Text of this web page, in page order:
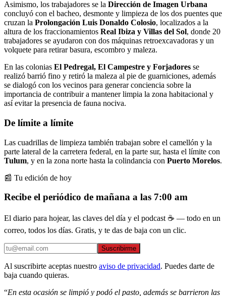
Asimismo, los trabajadores se la Dirección de Imagen Urbana
concluyó con el bacheo, desmonte y limpieza de los dos puentes que
cruzan la Prolongación Luis Donaldo Colosio, localizados a la
altura de los fraccionamientos Real Ibiza y Villas del Sol, donde 20
trabajadores se ayudaron con dos máquinas retroexcavadoras y un
volquete para retirar basura, escombro y maleza.
En las colonias El Pedregal, El Campestre y Forjadores se
realizó barrió fino y retiró la maleza al pie de guarniciones, además
se dialogó con los vecinos para generar conciencia sobre la
importancia de contribuir a mantener limpia la zona habitacional y
así evitar la presencia de fauna nociva.
De límite a límite
Las cuadrillas de limpieza también trabajan sobre el camellón y la
parte lateral de la carretera federal, en la parte sur, hasta el límite con
Tulum, y en la zona norte hasta la colindancia con Puerto Morelos.
📰 Tu edición de hoy
Recibe el periódico de mañana a las 7:00 am
El diario para hojear, las claves del día y el podcast ☕ — todo en un
correo, todos los días. Gratis, y te das de baja con un clic.
Suscribirme
Al suscribirte aceptas nuestro aviso de privacidad. Puedes darte de
baja cuando quieras.
“En esta ocasión se limpió y podó el pasto, además se barrieron las